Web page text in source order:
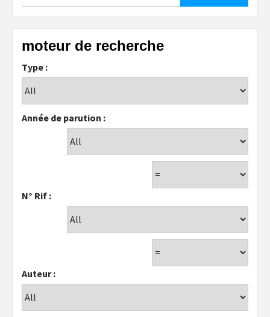
moteur de recherche
Type :
Année de parution :
N° Rif :
Auteur :